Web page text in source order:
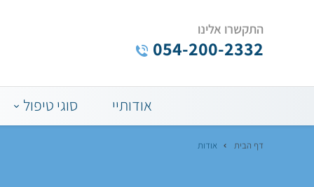
התקשרו אלינו
054-200-2332
אודותיי סוגי טיפול
דף הבית אודות